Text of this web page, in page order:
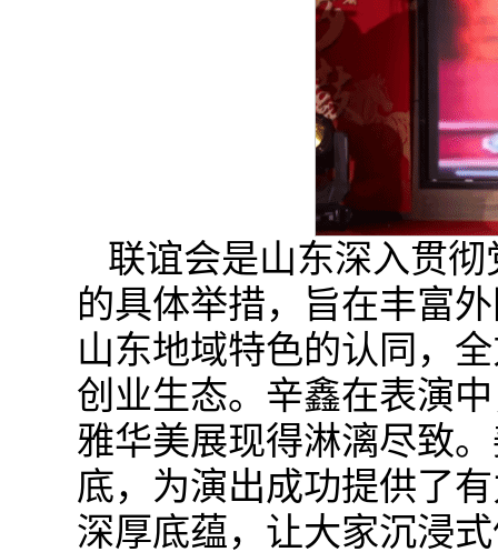
联谊会是山东深入贯
的具体举措，旨在丰富
山东地域特色的认同，
创业生态。辛鑫在表演
雅华美展现得淋漓尽致
底，为演出成功提供了
深厚底蕴，让大家沉浸